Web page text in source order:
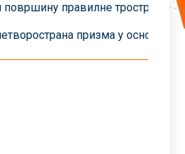
правилне тростране
призма у основи